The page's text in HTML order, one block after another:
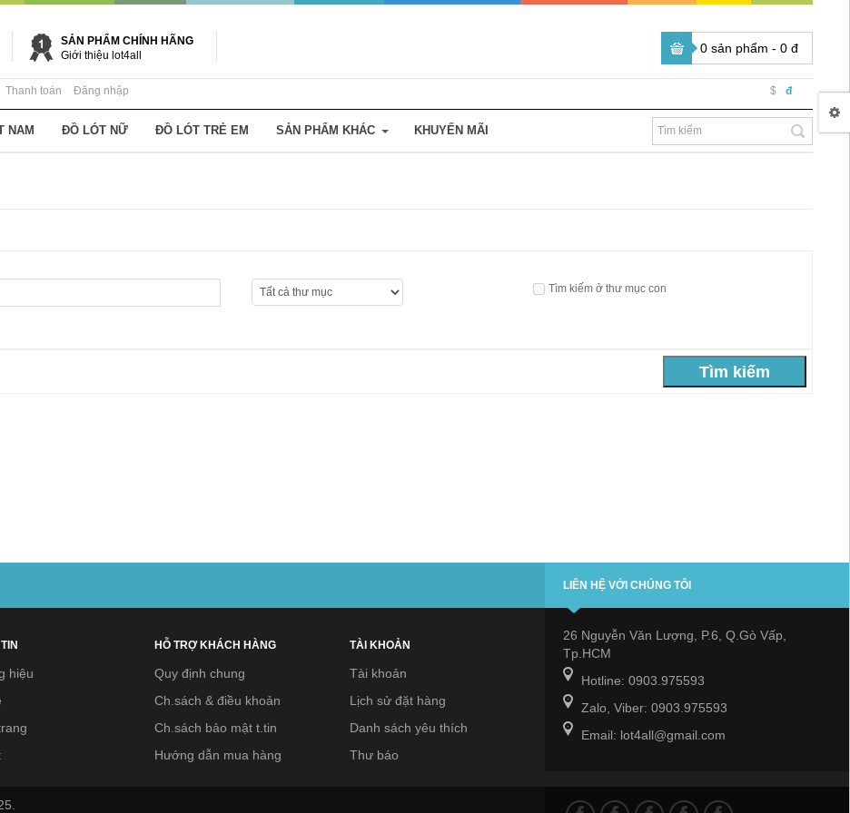
SẢN PHẨM CHÍNH HÃNG
Giới thiệu lot4all
0 sản phẩm - 0 đ
Thanh toán Đăng nhập $ đ
NAM ĐỒ LÓT NỮ ĐỒ LÓT TRẺ EM SẢN PHẨM KHÁC KHUYẾN MÃI
Tìm kiếm ở thư mục con
hiệu
HỖ TRỢ KHÁCH HÀNG
Quy định chung
Ch.sách & điều khoản
Ch.sách bảo mật t.tin
Hướng dẫn mua hàng
TÀI KHOẢN
Tài khoản
Lịch sử đặt hàng
Danh sách yêu thích
Thư báo
LIÊN HỆ VỚI CHÚNG TÔI
26 Nguyễn Văn Lượng, P.6, Q.Gò Vấp,
Tp.HCM
Hotline: 0903.975593
Zalo, Viber: 0903.975593
Email: lot4all@gmail.com